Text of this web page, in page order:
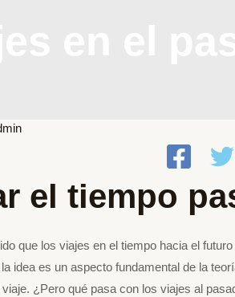
el tiempo
que los viajes en el tiempo hacia el
idea es un aspecto fundamental de la
¿Pero qué pasa con los viajes al